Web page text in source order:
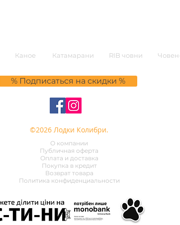
Каное Катамарани RIB човни
% Подписаться на скидки %
©2026 Лодки Колибри.
О компании
Публичная оферта
Оплата и доставка
Покупка в кредит
Возврат товара
Политика конфиденциальности